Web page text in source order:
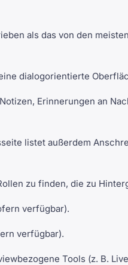
als das von den
dialogorientierte
Erinnerungen an
listet außerdem
zu finden, die zu
verfügbar).
verfügbar).
Tools (z. B.